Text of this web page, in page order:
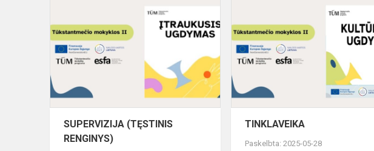
RENGINYS)
SUPERVIZIJA (TĘSTINIS
RENGINYS)
TINKLAVEIKA
Paskelbta: 2025-05-28